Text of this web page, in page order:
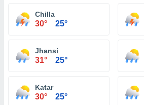
Chilla
30° 25°
Jhansi
31° 25°
Katar
30° 25°